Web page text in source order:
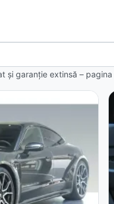
și garanție extinsă – pagina